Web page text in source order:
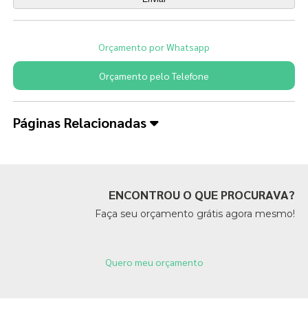
Orçamento por Whatsapp
Orçamento pelo Telefone
Páginas Relacionadas
ENCONTROU O QUE PROCURAVA?
Faça seu orçamento grátis agora mesmo!
Quero meu orçamento